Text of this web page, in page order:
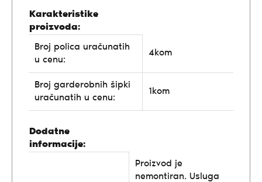
Karakteristike
proizvoda:
Broj polica uračunatih
u cenu:
4kom
Broj garderobnih šipki
uračunatih u cenu:
1kom
Dodatne
informacije:
Proizvod je
nemontiran. Usluga